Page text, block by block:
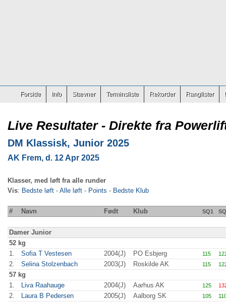
Forside Info Stævner Terminsliste Rekorder Ranglister
Live Resultater - Direkte fra
DM Klassisk, Junior 2025
AK Frem, d. 12 Apr 2025
Klasser, med løft fra alle runder
Vis: Bedste løft - Alle løft - Points - Bedste Klub
# Navn Født Klub SQ1
Damer Junior
52 kg
1.
Sofia T Vestesen 2004(J) PO Esbjerg 115
2. Selina Stolzenbach 2003(J) Roskilde AK 115
57 kg
1.
Liva Raahauge 2004(J) Aarhus AK 125
2. Laura B Pedersen 2005(J) Aalborg SK 105